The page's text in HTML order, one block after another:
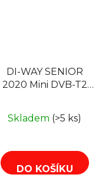
DI-WAY SENIOR
2020 Mini DVB-T2
Skladem (>5 ks)
DO KOŠÍKU